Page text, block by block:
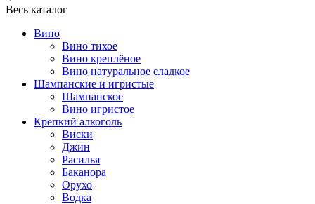
Весь каталог
Вино
Вино тихое
Вино креплёное
Вино натуральное сладкое
Шампанские и игристые
Шампанское
Вино игристое
Крепкий алкоголь
Виски
Джин
Расилья
Баканора
Орухо
Водка